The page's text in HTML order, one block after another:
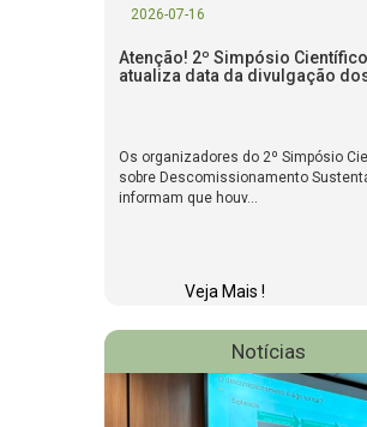
2026-07-16
Atenção! 2º Simpósio Científico
atualiza data da divulgação
Os organizadores do 2º Simpósio
sobre Descomissionamento
informam que houv...
Veja Mais !
Notícias